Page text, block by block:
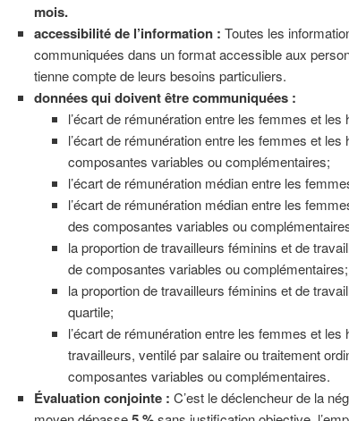
mois.
accessibilité de l’information : Toutes les
communiquées dans un format accessible aux
tienne compte de leurs besoins particuliers.
données qui doivent être communiquées :
l’écart de rémunération entre les femmes et les
l’écart de rémunération entre les femmes et
composantes variables ou complémentaires;
l’écart de rémunération médian entre les
l’écart de rémunération médian entre les
des composantes variables ou
la proportion de travailleurs féminins et de
de composantes variables ou complémentaires;
la proportion de travailleurs féminins et de
quartile;
l’écart de rémunération entre les femmes et
travailleurs, ventilé par salaire ou traitement
composantes variables ou complémentaires.
Évaluation conjointe : C’est le déclencheur de la